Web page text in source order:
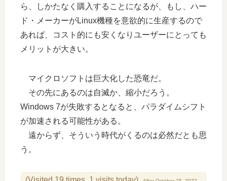
ら、しかたなく購入することになるが、もし、ハー
ド・メーカーがLinux機種を意欲的に生産するので
あれば、コスト的にも安くなりユーザーにとっても
メリットが大きい。
マイクロソフトは巨大化した恐竜だ。
その先にあるのは自滅か、縮小だろう。
Windows 7が失敗するとなると、パラダイムシフト
が加速される可能性がある。
遠からず、そういう時代がくるのは必然だとも思
う。